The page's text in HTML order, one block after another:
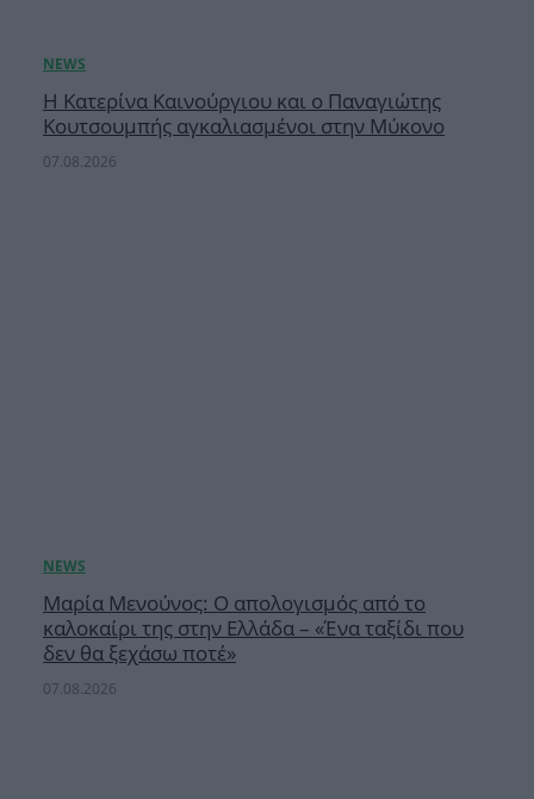
Η Κατερίνα Καινούργιου και ο Παναγιώτης
Κουτσουμπής αγκαλιασμένοι στην Μύκονο
07.08.2026
Μαρία Μενούνος: Ο απολογισμός από το
καλοκαίρι της στην Ελλάδα – «Ένα ταξίδι που
δεν θα ξεχάσω ποτέ»
07.08.2026